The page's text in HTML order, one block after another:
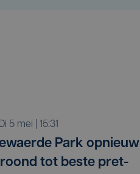
di 5 mei | 15:31
Park opnieuw
tot bes­te pret­